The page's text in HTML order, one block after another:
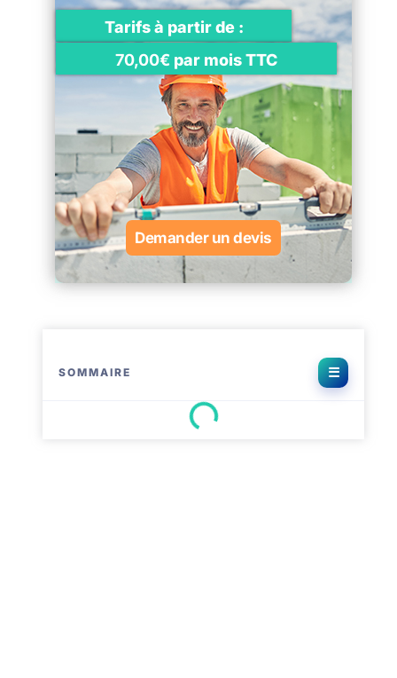
SOMMAIRE
Tarifs à partir de :
70,00€ par mois TTC
Demander un devis